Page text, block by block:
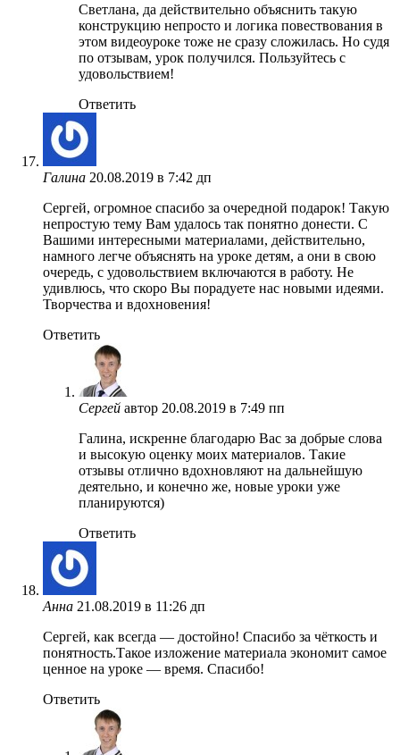
Светлана, да действительно объяснить такую
конструкцию непросто и логика повествования в
этом видеоуроке тоже не сразу сложилась. Но судя
по отзывам, урок получился. Пользуйтесь с
удовольствием!
Ответить
Галина 20.08.2019 в 7:42 дп
Сергей, огромное спасибо за очередной подарок! Такую
непростую тему Вам удалось так понятно донести. С
Вашими интересными материалами, действительно,
намного легче объяснять на уроке детям, а они в свою
очередь, с удовольствием включаются в работу. Не
удивлюсь, что скоро Вы порадуете нас новыми идеями.
Творчества и вдохновения!
Ответить
Сергей автор 20.08.2019 в 7:49 пп
Галина, искренне благодарю Вас за добрые слова
и высокую оценку моих материалов. Такие
отзывы отлично вдохновляют на дальнейшую
деятельно, и конечно же, новые уроки уже
планируются)
Ответить
Анна 21.08.2019 в 11:26 дп
Сергей, как всегда — достойно! Спасибо за чёткость и
понятность.Такое изложение материала экономит самое
ценное на уроке — время. Спасибо!
Ответить